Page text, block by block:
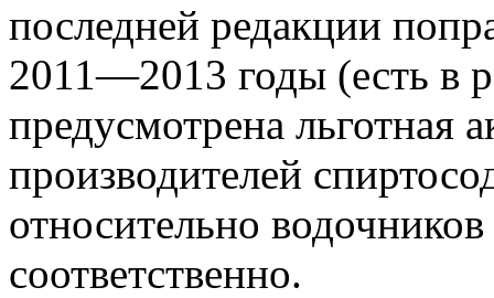
последней редакции
2011—2013 годы (есть в
предусмотрена льготная
производителей
относительно
соответственно.